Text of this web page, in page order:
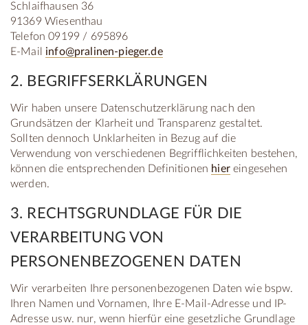
Schlaifhausen 36
91369 Wiesenthau
Telefon 09199 / 695896
E-Mail info@pralinen-pieger.de
2. BEGRIFFSERKLÄRUNGEN
Wir haben unsere Datenschutzerklärung nach den
Grundsätzen der Klarheit und Transparenz gestaltet.
Sollten dennoch Unklarheiten in Bezug auf die
Verwendung von verschiedenen Begrifflichkeiten bestehen,
können die entsprechenden Definitionen hiereingesehen
werden.
3. RECHTSGRUNDLAGE FÜR DIE
VERARBEITUNG VON
PERSONENBEZOGENEN DATEN
Wir verarbeiten Ihre personenbezogenen Daten wie bspw.
Ihren Namen und Vornamen, Ihre E-Mail-Adresse und IP-
Adresse usw. nur, wenn hierfür eine gesetzliche Grundlage